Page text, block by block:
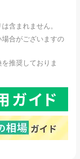
含まれません。
合がございますの
推奨しておりま